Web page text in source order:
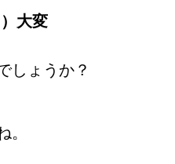
大変
しょうか？
。